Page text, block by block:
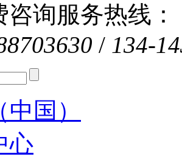
询服务热线：
/ 134-
国）
心